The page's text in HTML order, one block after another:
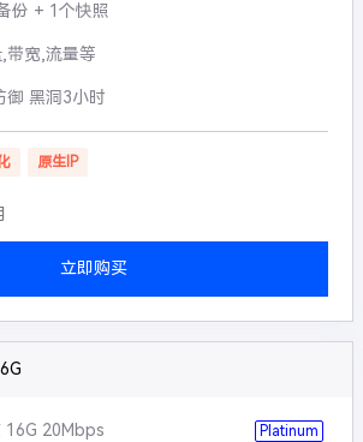
份 + 1个快照
带宽,流量等
御 黑洞3小时
原生IP
立即购买
16G 20Mbps Platinum